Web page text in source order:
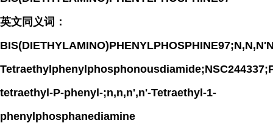
英文同义词：
tetraethyl-P-phenyl-;n,n,n',n'-Tetraethyl-1-
phenylphosphanediamine